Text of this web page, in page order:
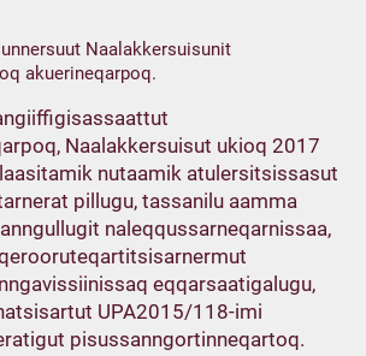
Naalakkersuisunit
akuerineqarpoq.
Naalakkersuisut ukioq 2017
nutaamik atulersitsissasut
pillugu, tassanilu aamma
naleqqussarneqarnissaa,
eqqarsaatigalugu,
UPA2015/118-imi
pisussanngortinneqartoq.